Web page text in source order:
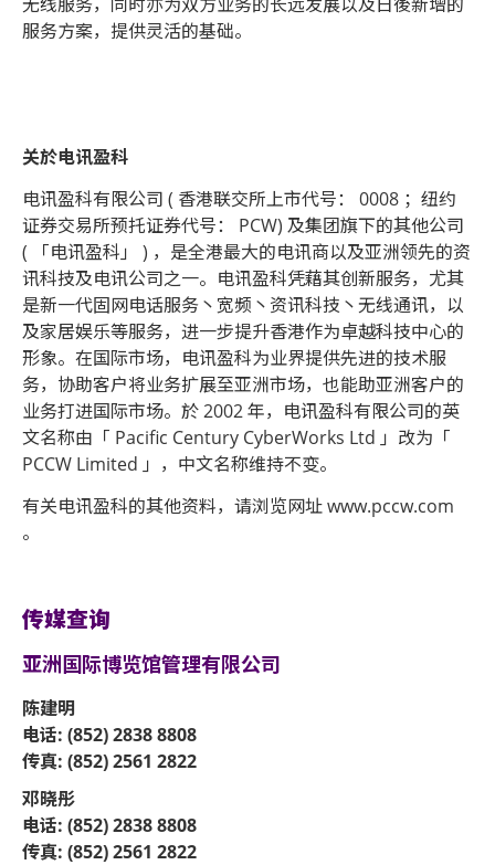
服务方案，提供灵活的基础。
关於电讯盈科
电讯盈科有限公司 ( 香港联交所上市代号： 0008 ；纽约
证券交易所预托证券代号： PCW) 及集团旗下的其他公司
( 「电讯盈科」 ) ，是全港最大的电讯商以及亚洲领先的资
讯科技及电讯公司之一。电讯盈科凭藉其创新服务，尤其
是新一代固网电话服务丶宽频丶资讯科技丶无线通讯，以
及家居娱乐等服务，进一步提升香港作为卓越科技中心的
形象。在国际市场，电讯盈科为业界提供先进的技术服
务，协助客户将业务扩展至亚洲市场，也能助亚洲客户的
业务打进国际市场。於 2002 年，电讯盈科有限公司的英
文名称由「 Pacific Century CyberWorks Ltd 」改为「
PCCW Limited 」，中文名称维持不变。
有关电讯盈科的其他资料，请浏览网址 www.pccw.com
。
传媒查询
亚洲国际博览馆管理有限公司
陈建明
电话: (852) 2838 8808
传真: (852) 2561 2822
邓晓彤
电话: (852) 2838 8808
传真: (852) 2561 2822